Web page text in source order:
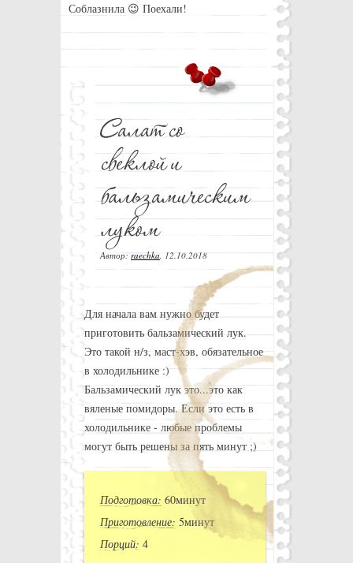
Соблазнила 😉 Поехали!
Автор:raechka, 12.10.2018
Для начала вам нужно будет
приготовить бальзамический лук.
Это такой н/з, маст-хэв, обязательное
в холодильнике :)
Бальзамический лук это...это как
вяленые помидоры. Если это есть в
холодильнике - любые проблемы
могут быть решены за пять минут ;)
Подготовка: 60минут
Приготовление: 5минут
Порций: 4